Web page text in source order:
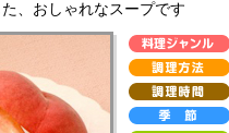
、おしゃれなスープです